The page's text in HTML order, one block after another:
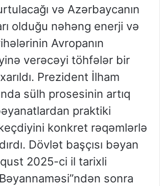
və Azərbaycanın
olduğu nəhəng enerji və
Avropanın
verəcəyi töhfələr bir
Prezident İlham
sülh prosesinin artıq
praktiki
konkret rəqəmlərlə
Dövlət başçısı bəyan
2025-ci il tarixli
sonra